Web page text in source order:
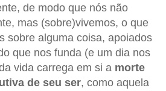
de modo que nós não
mas (sobre)vivemos, o que
sobre alguma coisa, apoiados
que nos funda (e um dia nos
vida carrega em si a morte
de seu ser, como aquela